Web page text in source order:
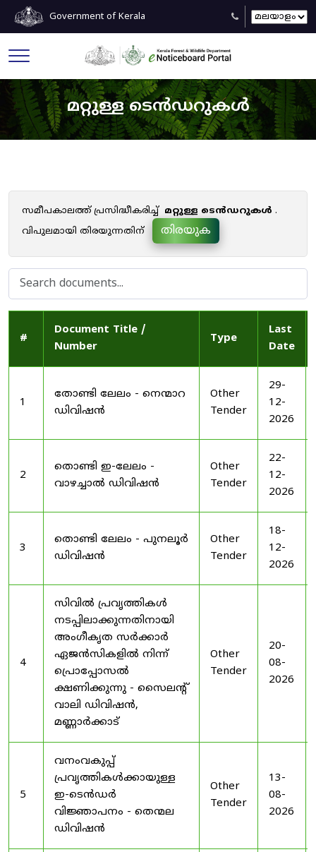
Government of Kerala
മറ്റുള്ള ടെൻഡറുകൾ
സമീപകാലത്ത് പ്രസിദ്ധീകരിച്ച് മറ്റുള്ള ടെൻഡറുകൾ .
വിപുലമായി തിരയുന്നതിന്
തിരയുക
#
Document Title /
Number
Type
Last
Date
1
തോണ്ടി ലേലം - നെന്മാറ
ഡിവിഷൻ
Other
Tender
29-
12-
2026
2
തൊണ്ടി ഇ-ലേലം -
വാഴച്ചാൽ ഡിവിഷൻ
Other
Tender
22-
12-
2026
3
തൊണ്ടി ലേലം - പുനലൂർ
ഡിവിഷൻ
Other
Tender
18-
12-
2026
4
സിവിൽ പ്രവൃത്തികൾ
നടപ്പിലാക്കുന്നതിനായി
അംഗീകൃത സർക്കാർ
ഏജൻസികളിൽ നിന്ന്
പ്രൊപ്പോസൽ
ക്ഷണിക്കുന്നു - സൈലന്റ്
വാലി ഡിവിഷൻ,
മണ്ണാർക്കാട്
Other
Tender
20-
08-
2026
5
വനംവകുപ്പ്
പ്രവൃത്തികൾക്കായുള്ള
ഇ-ടെൻഡർ
വിജ്ഞാപനം - തെന്മല
ഡിവിഷൻ
Other
Tender
13-
08-
2026